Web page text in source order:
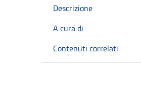
Descrizione
A cura di
Contenuti correlati